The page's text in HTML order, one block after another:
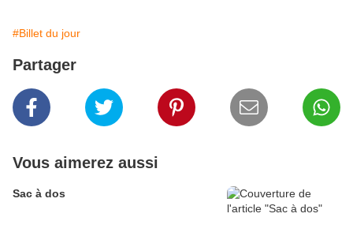
#Billet du jour
Partager
Vous aimerez aussi
Sac à dos